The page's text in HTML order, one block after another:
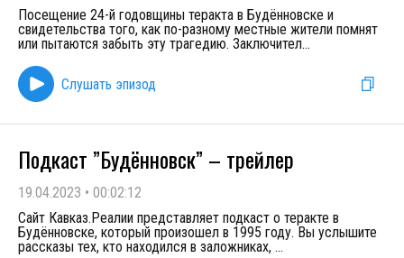
Посещение 24-й годовщины теракта в Будённовске и
свидетельства того, как по-разному местные жители помнят
или пытаются забыть эту трагедию. Заключител...
Слушать эпизод
Подкаст ”Будённовск” – трейлер
19.04.2023 • 00:02:12
Сайт Кавказ.Реалии представляет подкаст о теракте в
Будённовске, который произошел в 1995 году. Вы услышите
рассказы тех, кто находился в заложниках, ...